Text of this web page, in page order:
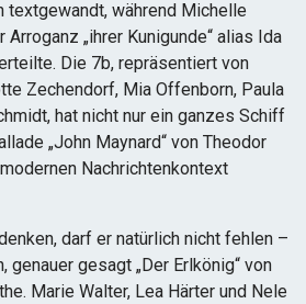
textgewandt, während Michelle
„ihrer Kunigunde“ alias Ida
Die 7b, repräsentiert von
Zechendorf, Mia Offenborn, Paula
hat nicht nur ein ganzes Schiff
„John Maynard“ von Theodor
Nachrichtenkontext
darf er natürlich nicht fehlen –
genauer gesagt „Der Erlkönig“ von
Marie Walter, Lea Härter und Nele